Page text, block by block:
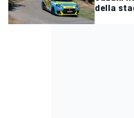
della